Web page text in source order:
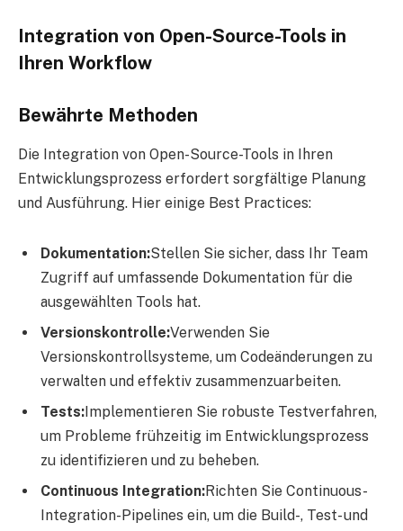
Integration von Open-Source-Tools in
Ihren Workflow
Bewährte Methoden
Die Integration von Open-Source-Tools in Ihren
Entwicklungsprozess erfordert sorgfältige Planung
und Ausführung. Hier einige Best Practices:
Dokumentation:Stellen Sie sicher, dass Ihr Team
Zugriff auf umfassende Dokumentation für die
ausgewählten Tools hat.
Versionskontrolle:Verwenden Sie
Versionskontrollsysteme, um Codeänderungen zu
verwalten und effektiv zusammenzuarbeiten.
Tests:Implementieren Sie robuste Testverfahren,
um Probleme frühzeitig im Entwicklungsprozess
zu identifizieren und zu beheben.
Continuous Integration:Richten Sie Continuous-
Integration-Pipelines ein, um die Build-, Test- und